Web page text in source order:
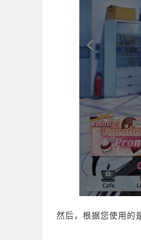
然后，根据您使用